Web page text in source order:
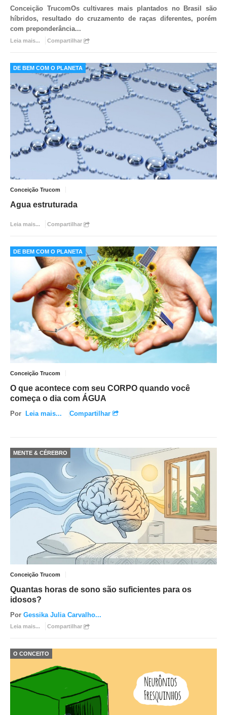
Conceição TrucomOs cultivares mais plantados no Brasil são
híbridos, resultado do cruzamento de raças diferentes, porém
com preponderância...
Leia mais... Compartilhar
DE BEM COM O PLANETA
Conceição Trucom
Agua estruturada
Leia mais... Compartilhar
DE BEM COM O PLANETA
Conceição Trucom
O que acontece com seu CORPO quando você
começa o dia com ÁGUA
Por Leia mais... Compartilhar
MENTE & CÉREBRO
Conceição Trucom
Quantas horas de sono são suficientes para os
idosos?
Por Gessika Julia Carvalho...
Leia mais... Compartilhar
O CONCEITO